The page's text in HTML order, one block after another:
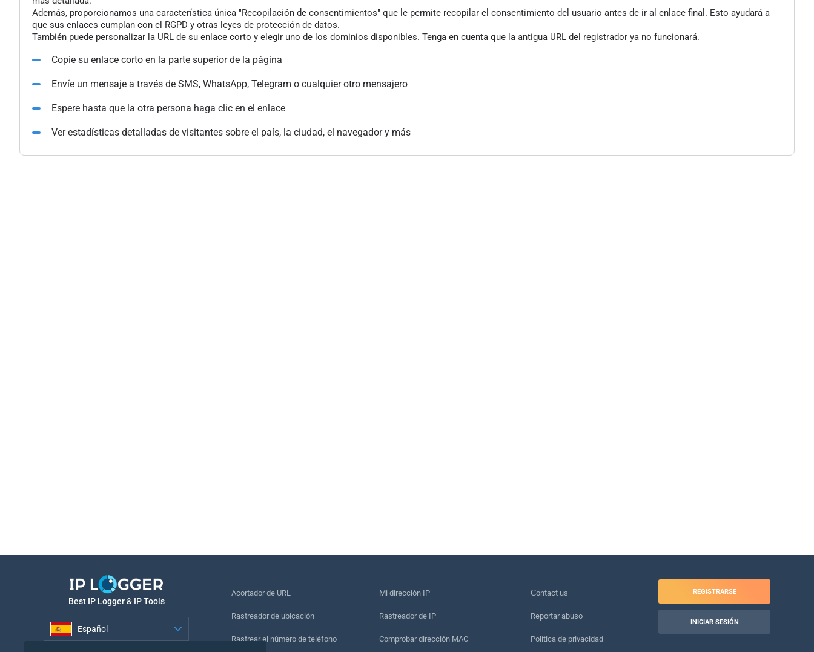
Además, proporcionamos una característica única "Recopilación de consentimientos" que le permite recopilar el consentimiento del usuario antes de ir al enlace final. Esto ayudará a
que sus enlaces cumplan con el RGPD y otras leyes de protección de datos.
También puede personalizar la URL de su enlace corto y elegir uno de los dominios disponibles. Tenga en cuenta que la antigua URL del registrador ya no funcionará.
Copie su enlace corto en la parte superior de la página
Envíe un mensaje a través de SMS, WhatsApp, Telegram o cualquier otro mensajero
Espere hasta que la otra persona haga clic en el enlace
Ver estadísticas detalladas de visitantes sobre el país, la ciudad, el navegador y más
Best IP Logger & IP Tools
Español
Acortador de URL
Rastreador de ubicación
Rastrear el número de teléfono
Mi dirección IP
Rastreador de IP
Comprobar dirección MAC
Сontact us
Reportar abuso
Política de privacidad
REGISTRARSE
INICIAR SESIÓN